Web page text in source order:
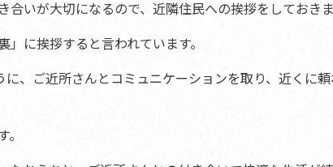
合いが大切になるので、近隣住民への挨拶をしておき
に挨拶すると言われています。
に、ご近所さんとコミュニケーションを取り、近くに